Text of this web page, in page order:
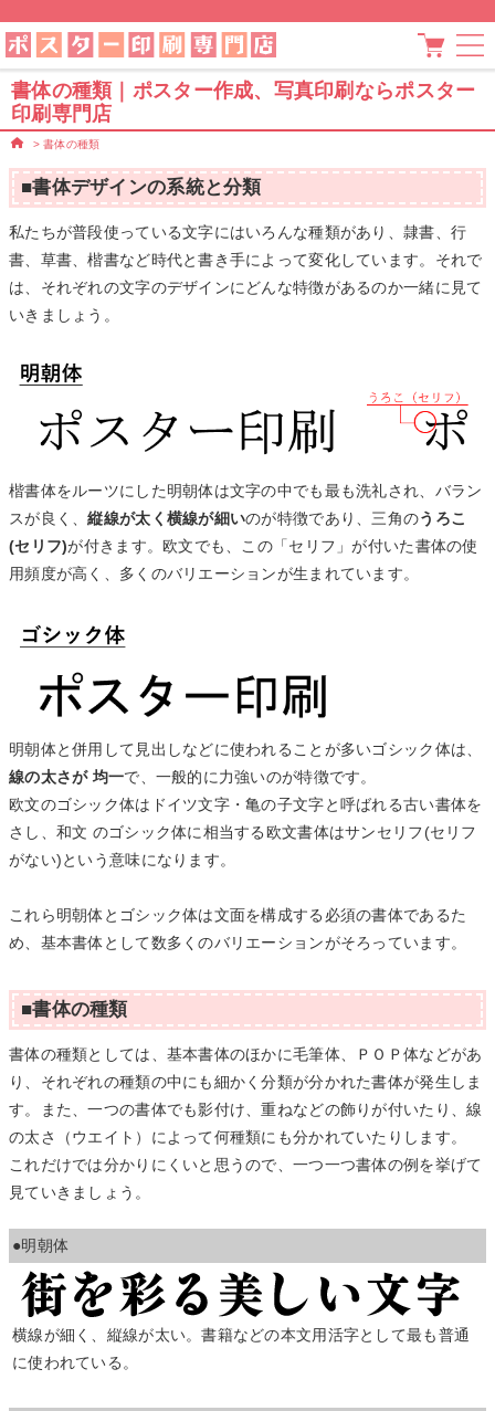
書体の種類｜ポスター作成、写真印刷ならポスター
印刷専門店
>書体の種類
■書体デザインの系統と分類
私たちが普段使っている文字にはいろんな種類があり、隷書、行
書、草書、楷書など時代と書き手によって変化しています。それで
は、それぞれの文字のデザインにどんな特徴があるのか一緒に見て
いきましょう。
楷書体をルーツにした明朝体は文字の中でも最も洗礼され、バラン
スが良く、縦線が太く横線が細いのが特徴であり、三角のうろこ
(セリフ)が付きます。欧文でも、この「セリフ」が付いた書体の使
用頻度が高く、多くのバリエーションが生まれています。
明朝体と併用して見出しなどに使われることが多いゴシック体は、
線の太さが 均一で、一般的に力強いのが特徴です。
欧文のゴシック体はドイツ文字・亀の子文字と呼ばれる古い書体を
さし、和文 のゴシック体に相当する欧文書体はサンセリフ(セリフ
がない)という意味になります。
これら明朝体とゴシック体は文面を構成する必須の書体であるた
め、基本書体として数多くのバリエーションがそろっています。
■書体の種類
書体の種類としては、基本書体のほかに毛筆体、ＰＯＰ体などがあ
り、それぞれの種類の中にも細かく分類が分かれた書体が発生しま
す。また、一つの書体でも影付け、重ねなどの飾りが付いたり、線
の太さ（ウエイト）によって何種類にも分かれていたりします。
これだけでは分かりにくいと思うので、一つ一つ書体の例を挙げて
見ていきましょう。
●明朝体
横線が細く、縦線が太い。書籍などの本文用活字として最も普通
に使われている。